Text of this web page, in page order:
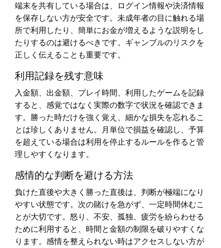
端末を共有している場合は、ログイン情報や決済情報
を保存しない方が安全です。未成年者の目に触れる場
所で利用したり、簡単にお金が増えるような説明をし
たりするのは避けるべきです。ギャンブルのリスクを
正しく伝えることも重要です。
利用記録を残す意味
入金額、出金額、プレイ時間、利用したゲームを記録
すると、感覚ではなく実際の数字で状況を確認できま
す。勝った時だけを強く覚え、細かな損失を忘れるこ
とは珍しくありません。月単位で損益を確認し、予算
を超えている場合は利用を停止するルールを作ると管
理しやすくなります。
感情的な判断を避ける方法
負けた直後や大きく勝った直後は、判断が極端になり
やすい状態です。次の賭けを急がず、一定時間休むこ
とが大切です。怒り、不安、孤独、疲労を紛らわせる
ために利用すると、時間と金額の制限を破りやすくな
ります。感情を整えられない時はアクセスしない方が